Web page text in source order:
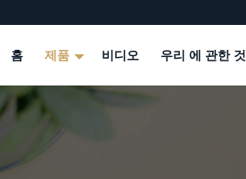
홈 제품 비디오 우리 에 관한 것